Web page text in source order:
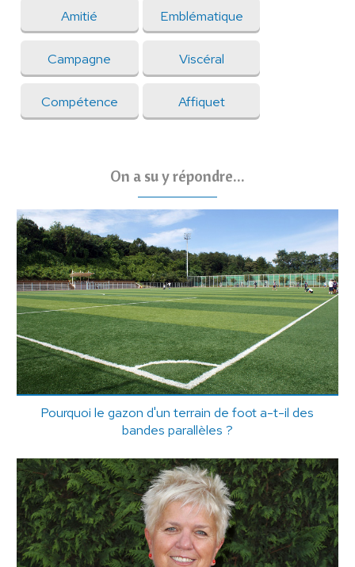
Amitié Emblématique
Campagne Viscéral
Compétence Affiquet
On a su y répondre...
Pourquoi le gazon d'un terrain de foot a-t-il des
bandes parallèles ?